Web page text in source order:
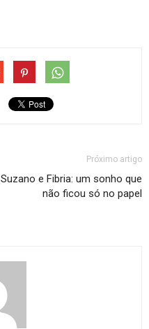
Próximo artigo
Suzano e Fibria: um sonho que
não ficou só no papel